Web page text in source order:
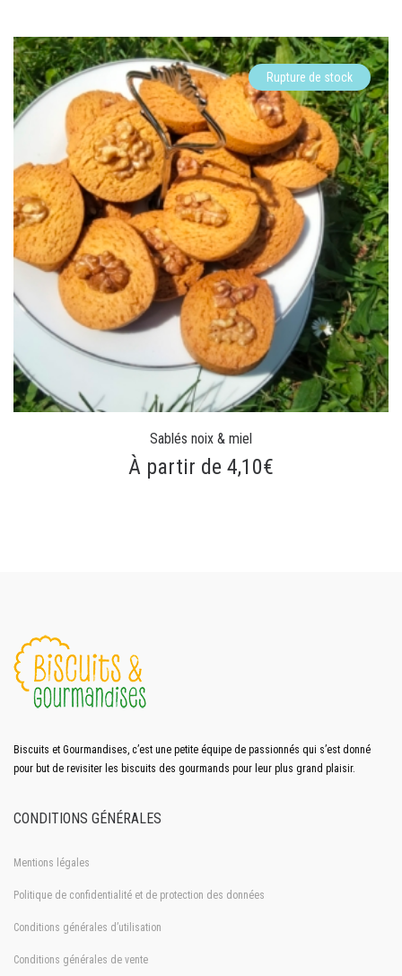
Rupture de stock
Sablés noix & miel
À partir de 4,10€
Biscuits et Gourmandises, c’est une petite équipe de passionnés qui s’est donné
pour but de revisiter les biscuits des gourmands pour leur plus grand plaisir.
CONDITIONS GÉNÉRALES
Mentions légales
Politique de confidentialité et de protection des données
Conditions générales d’utilisation
Conditions générales de vente